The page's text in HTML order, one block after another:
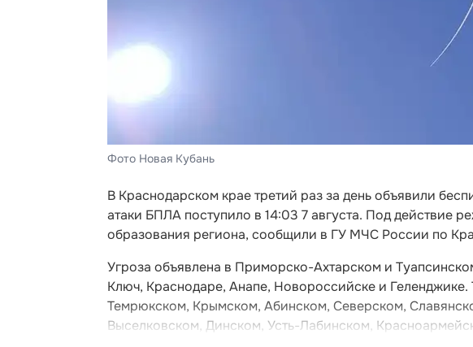
Фото Новая Кубань
В Краснодарском крае третий раз за день объявили
атаки БПЛА поступило в 14:03 7 августа. Под действие
образования региона, сообщили в ГУ МЧС России по
Угроза объявлена в Приморско-Ахтарском и
Ключ, Краснодаре, Анапе, Новороссийске и Геленджике.
Темрюкском, Крымском, Абинском, Северском,
Выселковском, Динском, Усть-Лабинском,